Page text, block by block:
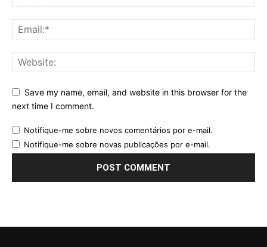
Save my name, email, and website in this browser for the
next time I comment.
Notifique-me sobre novos comentários por e-mail.
Notifique-me sobre novas publicações por e-mail.